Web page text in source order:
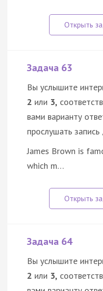
Задача 63
Вы услышите
2 или 3,
вами варианту
прослушать
James Brown is
which m…
Задача 64
Вы услышите
2 или 3,